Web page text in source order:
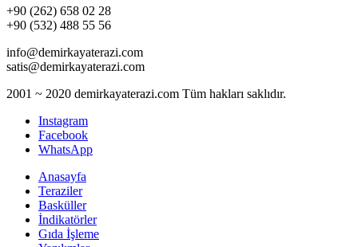
+90 (262) 658 02 28
+90 (532) 488 55 56
info@demirkayaterazi.com
satis@demirkayaterazi.com
2001 ~ 2020 demirkayaterazi.com Tüm hakları saklıdır.
Instagram
Facebook
WhatsApp
Anasayfa
Teraziler
Basküller
İndikatörler
Gıda İşleme